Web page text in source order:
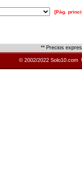
[Pág.
** Precios
© 2002/2022 Solo10.com